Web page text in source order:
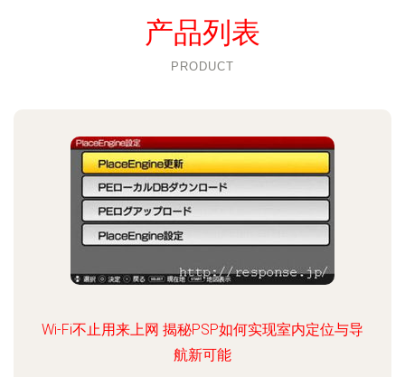
产品列表
PRODUCT
Wi-Fi不止用来上网 揭秘PSP如何实现室内定位与导
航新可能